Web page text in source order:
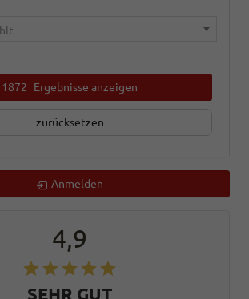
1872 Ergebnisse anzeigen
zurücksetzen
Anmelden
4,9
SEHR GUT